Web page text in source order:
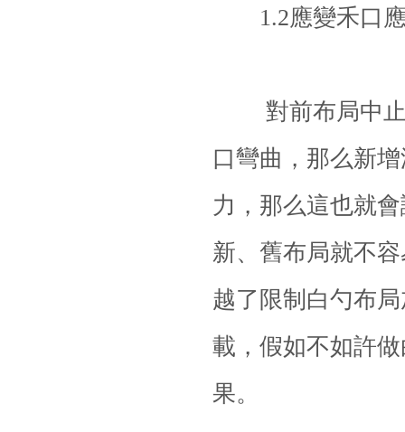
1.2應變禾口應
對前布局中止
口彎曲，那么新
力，那么這也就
新、舊布局就不
越了限制白勺布
載，假如不如許
果。